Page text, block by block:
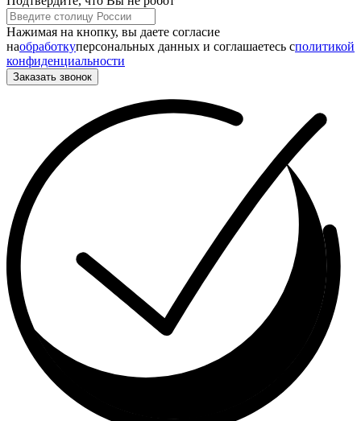
Нажимая на кнопку, вы даете согласие
наобработкуперсональных данных и соглашаетесь cполитикой
конфиденциальности
Заказать звонок